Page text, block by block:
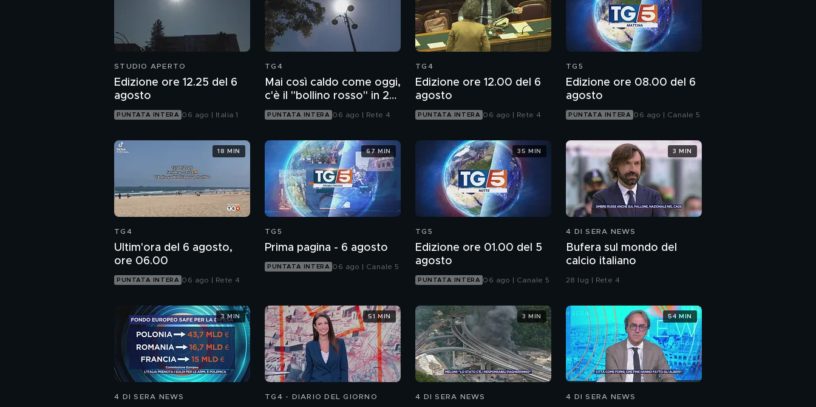
STUDIO APERTO
Edizione ore 12.25 del 6
agosto
PUNTATA INTERA 06 ago | Italia 1
TG4
Mai così caldo come oggi,
c'è il "bollino rosso" in 27
città
PUNTATA INTERA 06 ago | Rete 4
TG4
Edizione ore 12.00 del 6
agosto
PUNTATA INTERA 06 ago | Rete 4
TG5
Edizione ore 08.00 del 6
agosto
PUNTATA INTERA 06 ago | Canale 5
TG4
Ultim'ora del 6 agosto,
ore 06.00
PUNTATA INTERA 06 ago | Rete 4
18 MIN
TG5
Prima pagina - 6 agosto
PUNTATA INTERA 06 ago | Canale 5
67 MIN
TG5
Edizione ore 01.00 del 5
agosto
PUNTATA INTERA 06 ago | Canale 5
35 MIN
4 DI SERA NEWS
Bufera sul mondo del
calcio italiano
28 lug | Rete 4
3 MIN
4 DI SERA NEWS
3 MIN
TG4 - DIARIO DEL GIORNO
51 MIN
4 DI SERA NEWS
3 MIN
4 DI SERA NEWS
54 MIN